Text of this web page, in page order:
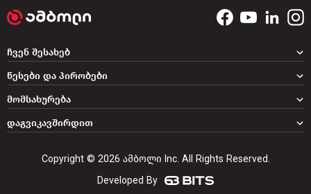
დაგვიკავშირდით
ჩვენ შესახებ
წესები და პირობები
მომსახურება
Copyright © 2026 ამბოლი Inc. All Rights Reserved.
Developed By